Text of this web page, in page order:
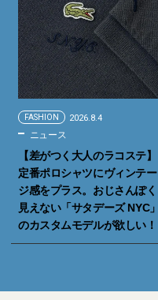
FASHION 2026.8.4
ニュース
【差がつく大人のラコステ】
定番ポロシャツにヴィンテー
ジ感をプラス。おじさんぽく
見えない「サタデーズ NYC」
のカスタムモデルが欲しい！